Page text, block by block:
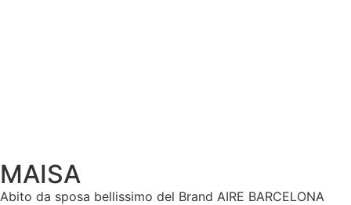
MAISA
Abito da sposa bellissimo del Brand AIRE BARCELONA